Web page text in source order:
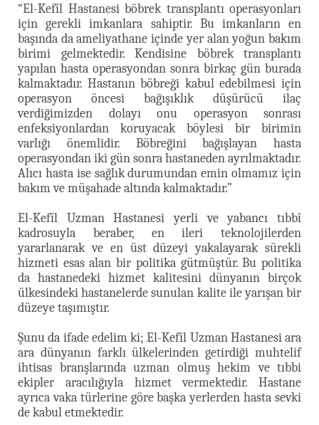
“El-Kefîl Hastanesi böbrek transplantı operasyonları
için gerekli imkanlara sahiptir. Bu imkanların en
başında da ameliyathane içinde yer alan yoğun bakım
birimi gelmektedir. Kendisine böbrek transplantı
yapılan hasta operasyondan sonra birkaç gün burada
kalmaktadır. Hastanın böbreği kabul edebilmesi için
operasyon öncesi bağışıklık düşürücü ilaç
verdiğimizden dolayı onu operasyon sonrası
enfeksiyonlardan koruyacak böylesi bir birimin
varlığı önemlidir. Böbreğini bağışlayan hasta
operasyondan iki gün sonra hastaneden ayrılmaktadır.
Alıcı hasta ise sağlık durumundan emin olmamız için
bakım ve müşahade altında kalmaktadır.”
El-Kefîl Uzman Hastanesi yerli ve yabancı tıbbî
kadrosuyla beraber, en ileri teknolojilerden
yararlanarak ve en üst düzeyi yakalayarak sürekli
hizmeti esas alan bir politika gütmüştür. Bu politika
da hastanedeki hizmet kalitesini dünyanın birçok
ülkesindeki hastanelerde sunulan kalite ile yarışan bir
düzeye taşımıştır.
Şunu da ifade edelim ki; El-Kefîl Uzman Hastanesi ara
ara dünyanın farklı ülkelerinden getirdiği muhtelif
ihtisas branşlarında uzman olmuş hekim ve tıbbi
ekipler aracılığıyla hizmet vermektedir. Hastane
ayrıca vaka türlerine göre başka yerlerden hasta sevki
de kabul etmektedir.